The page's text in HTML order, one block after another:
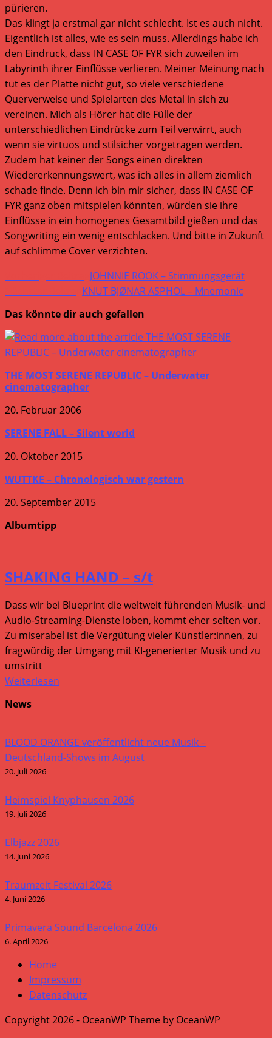
pürieren.
Das klingt ja erstmal gar nicht schlecht. Ist es auch nicht.
Eigentlich ist alles, wie es sein muss. Allerdings habe ich
den Eindruck, dass IN CASE OF FYR sich zuweilen im
Labyrinth ihrer Einflüsse verlieren. Meiner Meinung nach
tut es der Platte nicht gut, so viele verschiedene
Querverweise und Spielarten des Metal in sich zu
vereinen. Mich als Hörer hat die Fülle der
unterschiedlichen Eindrücke zum Teil verwirrt, auch
wenn sie virtuos und stilsicher vorgetragen werden.
Zudem hat keiner der Songs einen direkten
Wiedererkennungswert, was ich alles in allem ziemlich
schade finde. Denn ich bin mir sicher, dass IN CASE OF
FYR ganz oben mitspielen könnten, würden sie ihre
Einflüsse in ein homogenes Gesamtbild gießen und das
Songwriting ein wenig entschlacken. Und bitte in Zukunft
auf schlimme Cover verzichten.
Weitere
Artikel
ansehen
JOHNNIE ROOK – Stimmungsgerät
KNUT BJØNAR ASPHOL – Mnemonic
Das könnte dir auch gefallen
THE MOST SERENE REPUBLIC – Underwater
cinematographer
20. Februar 2006
SERENE FALL – Silent world
20. Oktober 2015
WUTTKE – Chronologisch war gestern
20. September 2015
Albumtipp
SHAKING HAND – s/t
Dass wir bei Blueprint die weltweit führenden Musik- und
Audio-Streaming-Dienste loben, kommt eher selten vor.
Zu miserabel ist die Vergütung vieler Künstler:innen, zu
fragwürdig der Umgang mit KI-generierter Musik und zu
umstritt
Weiterlesen
News
BLOOD ORANGE veröffentlicht neue Musik –
Deutschland-Shows im August
20. Juli 2026
Heimspiel Knyphausen 2026
19. Juli 2026
Elbjazz 2026
14. Juni 2026
Traumzeit Festival 2026
4. Juni 2026
Primavera Sound Barcelona 2026
6. April 2026
Home
Impressum
Datenschutz
Copyright 2026 - OceanWP Theme by OceanWP